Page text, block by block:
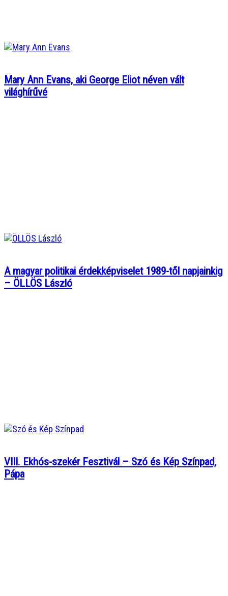
Mary Ann Evans, aki George Eliot néven vált
világhírűvé
A magyar politikai érdekképviselet 1989-től napjainkig
– ÖLLÖS László
VIII. Ekhós-szekér Fesztivál – Szó és Kép Színpad,
Pápa